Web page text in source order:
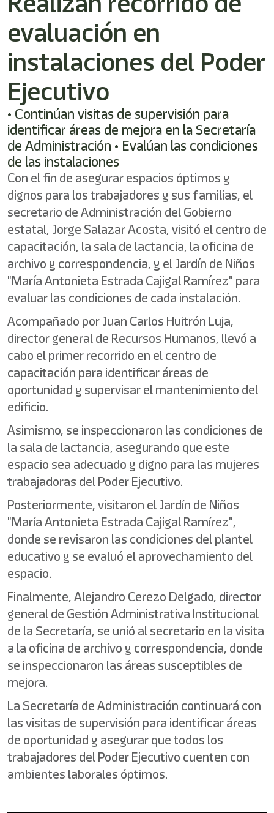
activates
screen
help
you
navigate
and
interact
with
the
content.
evaluación en
instalaciones del Poder
Ejecutivo
• Continúan visitas de supervisión para
identificar áreas de mejora en la Secretaría
de Administración • Evalúan las condiciones
de las instalaciones
Con el fin de asegurar espacios óptimos y
dignos para los trabajadores y sus familias, el
secretario de Administración del Gobierno
estatal, Jorge Salazar Acosta, visitó el centro de
capacitación, la sala de lactancia, la oficina de
archivo y correspondencia, y el Jardín de Niños
"María Antonieta Estrada Cajigal Ramírez" para
evaluar las condiciones de cada instalación.
Acompañado por Juan Carlos Huitrón Luja,
director general de Recursos Humanos, llevó a
cabo el primer recorrido en el centro de
capacitación para identificar áreas de
oportunidad y supervisar el mantenimiento del
edificio.
Asimismo, se inspeccionaron las condiciones de
la sala de lactancia, asegurando que este
espacio sea adecuado y digno para las mujeres
trabajadoras del Poder Ejecutivo.
Posteriormente, visitaron el Jardín de Niños
"María Antonieta Estrada Cajigal Ramírez",
donde se revisaron las condiciones del plantel
educativo y se evaluó el aprovechamiento del
espacio.
Finalmente, Alejandro Cerezo Delgado, director
general de Gestión Administrativa Institucional
de la Secretaría, se unió al secretario en la visita
a la oficina de archivo y correspondencia, donde
se inspeccionaron las áreas susceptibles de
mejora.
La Secretaría de Administración continuará con
las visitas de supervisión para identificar áreas
de oportunidad y asegurar que todos los
trabajadores del Poder Ejecutivo cuenten con
ambientes laborales óptimos.